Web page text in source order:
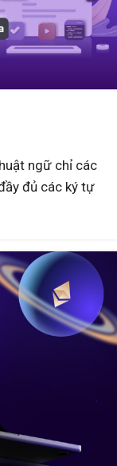
ngữ chỉ các
đủ các ký tự